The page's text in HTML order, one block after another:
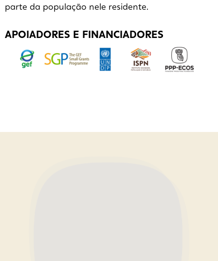
parte da população nele residente.
APOIADORES E FINANCIADORES